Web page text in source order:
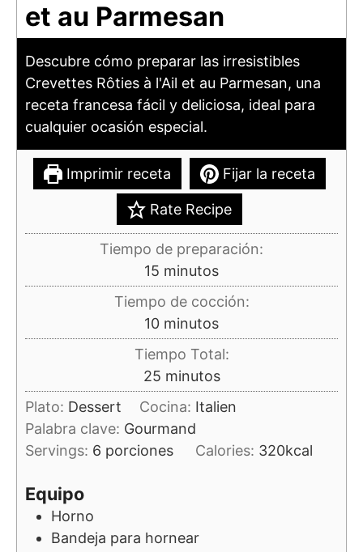
et au Parmesan
Descubre cómo preparar las irresistibles
Crevettes Rôties à l'Ail et au Parmesan, una
receta francesa fácil y deliciosa, ideal para
cualquier ocasión especial.
Imprimir receta Fijar la receta
Rate Recipe
Tiempo de preparación:
15 minutos
minutos
Tiempo de cocción:
10minutos
minutos
Tiempo Total:
25minutos
minutos
Plato: Dessert Cocina: Italien
Palabra clave: Gourmand
Servings: 6 porciones Calories: 320kcal
Equipo
Horno
Bandeja para hornear